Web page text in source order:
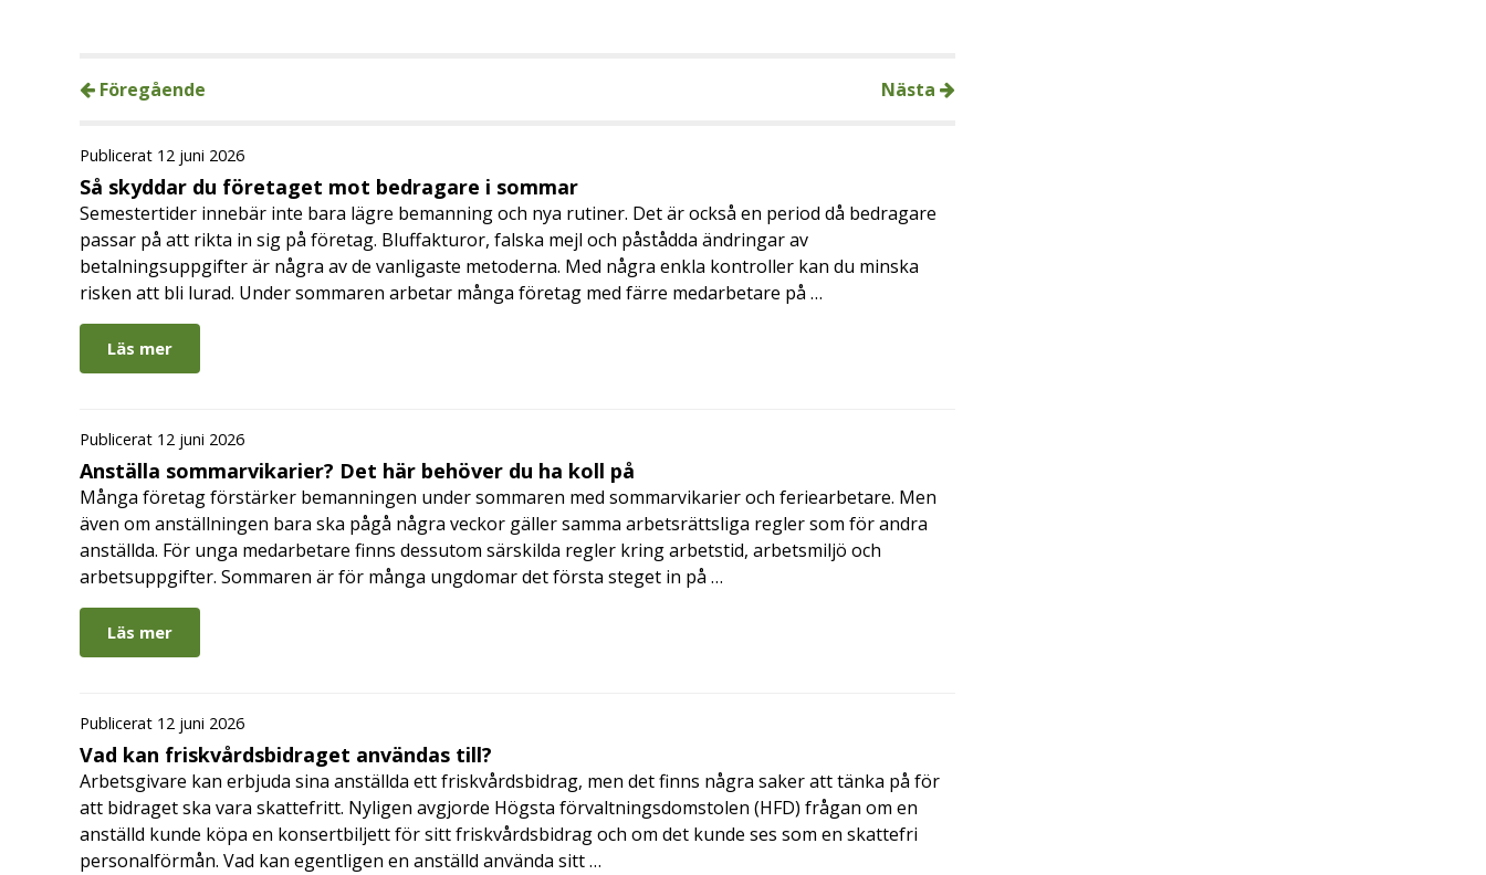
Föregående Nästa
Publicerat 12 juni 2026
Så skyddar du företaget mot bedragare i sommar
Semestertider innebär inte bara lägre bemanning och nya rutiner. Det är också en period då bedragare
passar på att rikta in sig på företag. Bluffakturor, falska mejl och påstådda ändringar av
betalningsuppgifter är några av de vanligaste metoderna. Med några enkla kontroller kan du minska
risken att bli lurad. Under sommaren arbetar många företag med färre medarbetare på …
Läs mer
Publicerat 12 juni 2026
Anställa sommarvikarier? Det här behöver du ha koll på
Många företag förstärker bemanningen under sommaren med sommarvikarier och feriearbetare. Men
även om anställningen bara ska pågå några veckor gäller samma arbetsrättsliga regler som för andra
anställda. För unga medarbetare finns dessutom särskilda regler kring arbetstid, arbetsmiljö och
arbetsuppgifter. Sommaren är för många ungdomar det första steget in på …
Läs mer
Publicerat 12 juni 2026
Vad kan friskvårdsbidraget användas till?
Arbetsgivare kan erbjuda sina anställda ett friskvårdsbidrag, men det finns några saker att tänka på för
att bidraget ska vara skattefritt. Nyligen avgjorde Högsta förvaltningsdomstolen (HFD) frågan om en
anställd kunde köpa en konsertbiljett för sitt friskvårdsbidrag och om det kunde ses som en skattefri
personalförmån. Vad kan egentligen en anställd använda sitt …